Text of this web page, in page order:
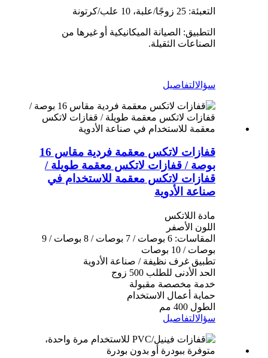
التعبئة: 25 زوجًا/علبة، 10 علب/كرتونة
التطبيق: الصيانة الميكانيكية أو غيرها من
الصناعات الثقيلة.
سؤالالتفاصيل
قفازات لاتكس معقمة فردية مقاس 16
بوصة / قفازات لاتكس معقمة طويلة /
قفازات لاتكس معقمة للاستخدام في
صناعة الأدوية
مادة اللاتكس
اللون الأصفر
المقاسات: 6 بوصات / 7 بوصات / 8 بوصات / 9
بوصات / 10 بوصات
تطبيق غرف نظيفة / صناعة الأدوية
الحد الأدنى للطلب 500 زوج
خدمة مخصصة مقبولة
حماية أعمال الاستخدام
الطول 400 مم
سؤالالتفاصيل